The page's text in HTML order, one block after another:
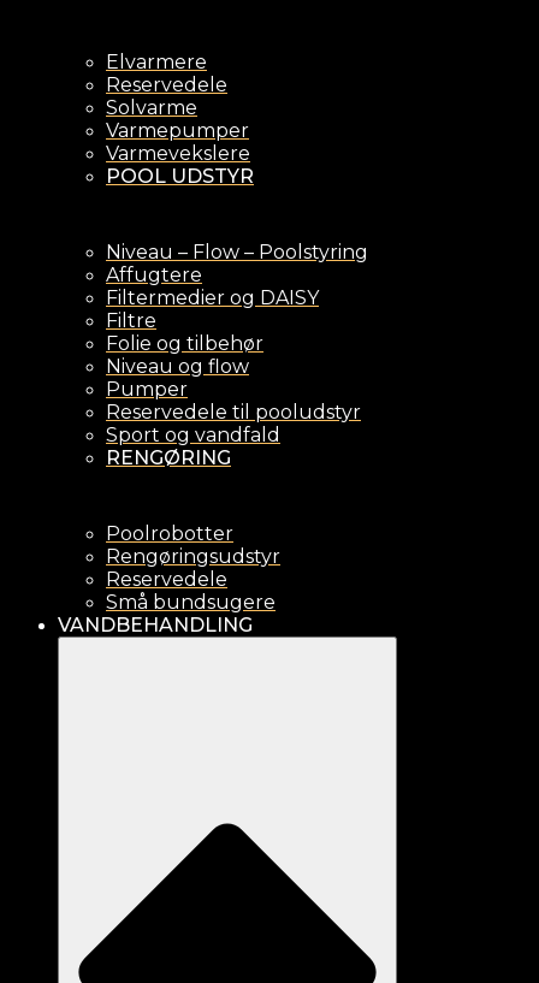
Elvarmere
Reservedele
Solvarme
Varmepumper
Varmevekslere
POOL UDSTYR
Niveau – Flow – Poolstyring
Affugtere
Filtermedier og DAISY
Filtre
Folie og tilbehør
Niveau og flow
Pumper
Reservedele til pooludstyr
Sport og vandfald
RENGØRING
Poolrobotter
Rengøringsudstyr
Reservedele
Små bundsugere
VANDBEHANDLING